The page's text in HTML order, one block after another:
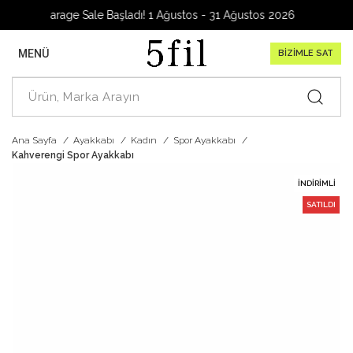
Garage Sale Başladı! 1 Ağustos - 31 Ağustos 2026
MENÜ BİZİMLE SAT
Ana Sayfa Ayakkabı Kadın
Spor Ayakkabı
Kahverengi Spor Ayakkabı
İNDIRIMLI
SATILDI